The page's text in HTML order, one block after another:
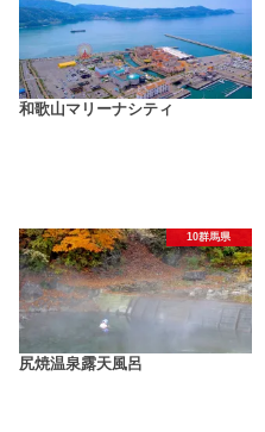
和歌山マリーナシティ
10群馬県
尻焼温泉露天風呂